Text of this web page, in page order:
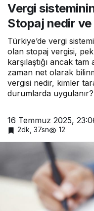
Vergi
Stopaj nedir
Türkiye’de vergi
olan stopaj vergisi,
karşılaştığı ancak
zaman net olarak
vergisi nedir, kimler
durumlarda
16 Temmuz 2025,
2dk, 37sn 12